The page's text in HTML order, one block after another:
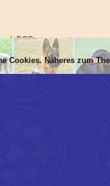
Cookies. Näheres zum
mlsBOD